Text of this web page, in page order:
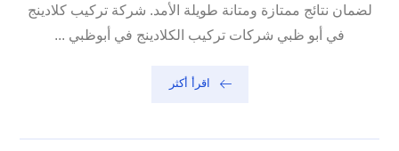
لضمان نتائج ممتازة ومتانة طويلة الأمد. شركة تركيب كلادينج
في أبو ظبي شركات تركيب الكلادينج في أبوظبي ...
اقرأ أكثر